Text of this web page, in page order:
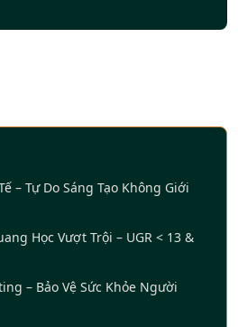
– Tự Do Sáng Tạo Không Giới
Học Vượt Trội – UGR < 13 &
– Bảo Vệ Sức Khỏe Người